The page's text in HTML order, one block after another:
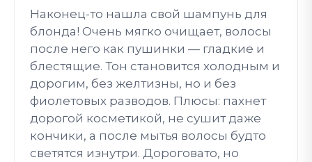
Наконец-то нашла свой шампунь для
блонда! Очень мягко очищает, волосы
после него как пушинки — гладкие и
блестящие. Тон становится холодным и
дорогим, без желтизны, но и без
фиолетовых разводов. Плюсы: пахнет
дорогой косметикой, не сушит даже
кончики, а после мытья волосы будто
светятся изнутри. Дороговато, но